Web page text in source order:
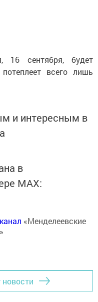
16 сентября, будет
всего лишь
и интересным в
в
MАХ:
«Менделеевские
новости